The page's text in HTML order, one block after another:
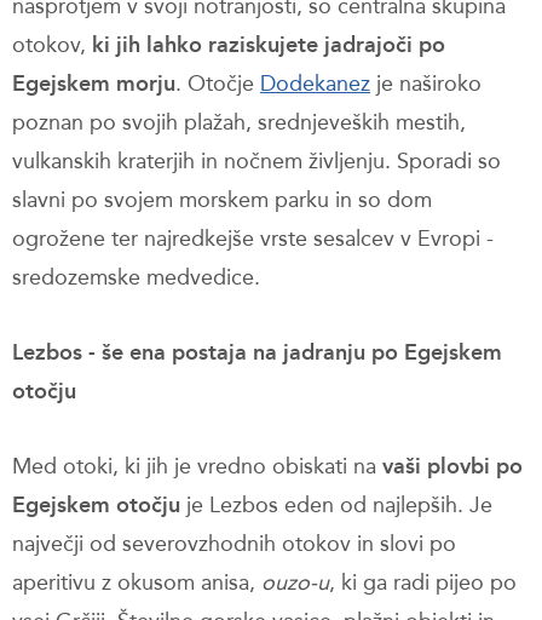
nasprotjem v svoji notranjosti, so centralna skupina
otokov, ki jih lahko raziskujete jadrajoči po
Egejskem morju. Otočje Dodekanez je naširoko
poznan po svojih plažah, srednjeveških mestih,
vulkanskih kraterjih in nočnem življenju. Sporadi so
slavni po svojem morskem parku in so dom
ogrožene ter najredkejše vrste sesalcev v Evropi -
sredozemske medvedice.
Lezbos - še ena postaja na jadranju po Egejskem
otočju
Med otoki, ki jih je vredno obiskati na vaši plovbi po
Egejskem otočju je Lezbos eden od najlepših. Je
največji od severovzhodnih otokov in slovi po
aperitivu z okusom anisa, ouzo-u, ki ga radi pijeo po